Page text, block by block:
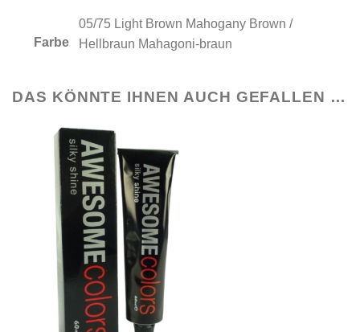
Farbe
05/75 Light Brown Mahogany Brown /
Hellbraun Mahagoni-braun
DAS KÖNNTE IHNEN AUCH GEFALLEN …